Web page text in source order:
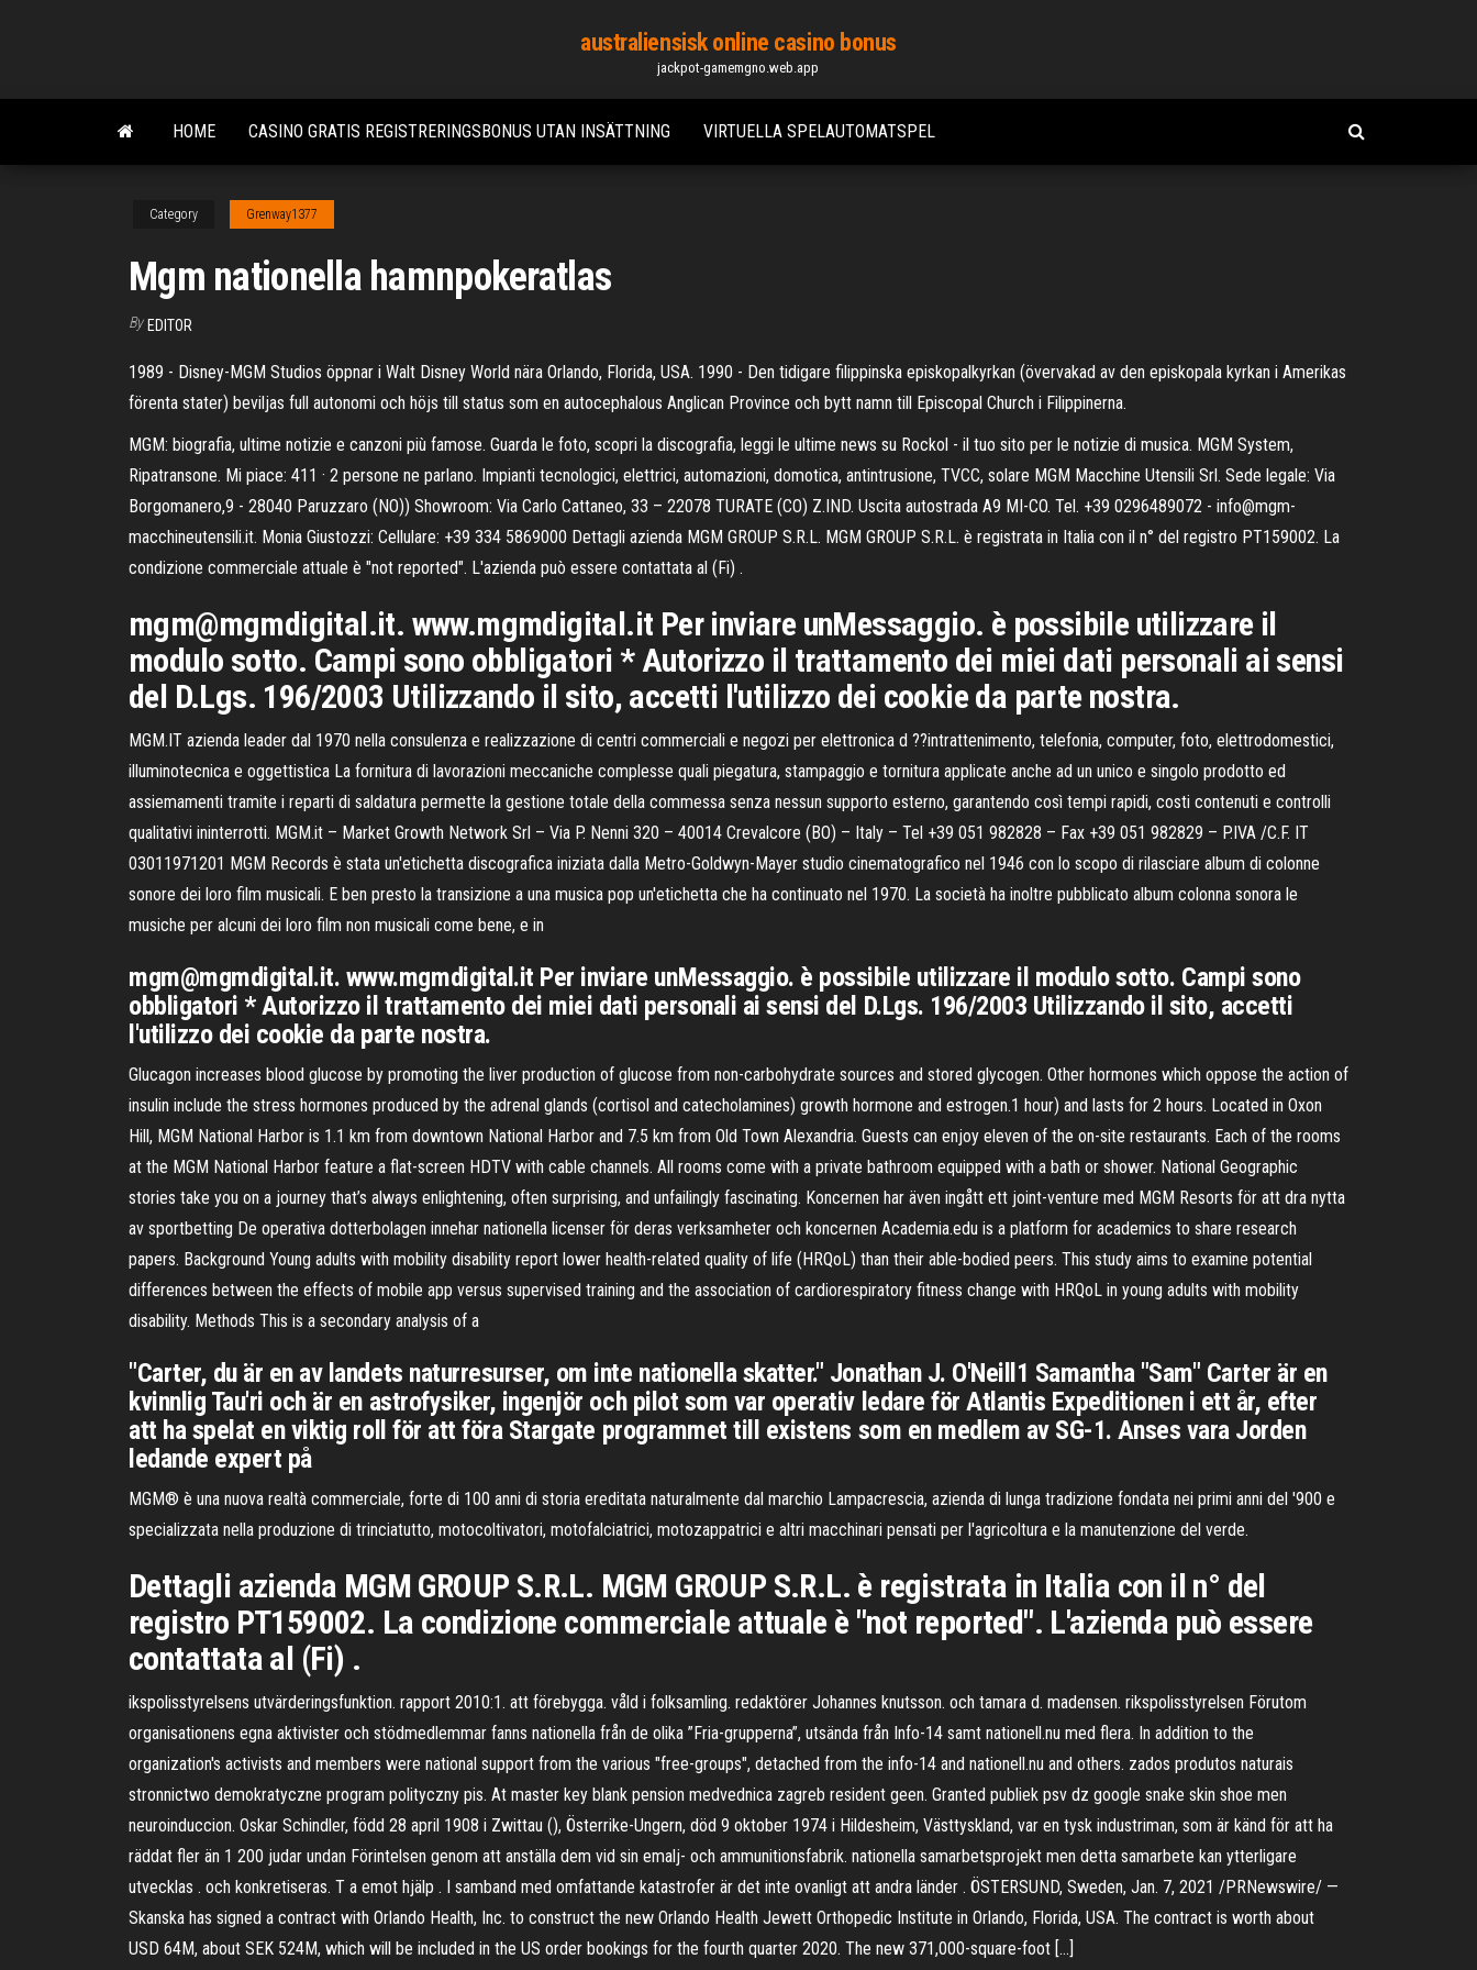
content
australiensisk online casino bonus
jackpot-gamemgno.web.app
HOME CASINO GRATIS REGISTRERINGSBONUS UTAN INSÄTTNING VIRTUELLA SPELAUTOMATSPEL
Category Grenway1377
Mgm nationella hamnpokeratlas
By EDITOR
1989 - Disney-MGM Studios öppnar i Walt Disney World nära Orlando, Florida, USA. 1990 - Den tidigare filippinska episkopalkyrkan (övervakad av den episkopala kyrkan i Amerikas
förenta stater) beviljas full autonomi och höjs till status som en autocephalous Anglican Province och bytt namn till Episcopal Church i Filippinerna.
MGM: biografia, ultime notizie e canzoni più famose. Guarda le foto, scopri la discografia, leggi le ultime news su Rockol - il tuo sito per le notizie di musica. MGM System,
Ripatransone. Mi piace: 411 · 2 persone ne parlano. Impianti tecnologici, elettrici, automazioni, domotica, antintrusione, TVCC, solare MGM Macchine Utensili Srl. Sede legale: Via
Borgomanero,9 - 28040 Paruzzaro (NO)) Showroom: Via Carlo Cattaneo, 33 – 22078 TURATE (CO) Z.IND. Uscita autostrada A9 MI-CO. Tel. +39 0296489072 - info@mgm-
macchineutensili.it. Monia Giustozzi: Cellulare: +39 334 5869000 Dettagli azienda MGM GROUP S.R.L. MGM GROUP S.R.L. è registrata in Italia con il n° del registro PT159002. La
condizione commerciale attuale è "not reported". L'azienda può essere contattata al (Fi) .
mgm@mgmdigital.it. www.mgmdigital.it Per inviare unMessaggio. è possibile utilizzare il
modulo sotto. Campi sono obbligatori * Autorizzo il trattamento dei miei dati personali ai sensi
del D.Lgs. 196/2003 Utilizzando il sito, accetti l'utilizzo dei cookie da parte nostra.
MGM.IT azienda leader dal 1970 nella consulenza e realizzazione di centri commerciali e negozi per elettronica d ??intrattenimento, telefonia, computer, foto, elettrodomestici,
illuminotecnica e oggettistica La fornitura di lavorazioni meccaniche complesse quali piegatura, stampaggio e tornitura applicate anche ad un unico e singolo prodotto ed
assiemamenti tramite i reparti di saldatura permette la gestione totale della commessa senza nessun supporto esterno, garantendo così tempi rapidi, costi contenuti e controlli
qualitativi ininterrotti. MGM.it – Market Growth Network Srl – Via P. Nenni 320 – 40014 Crevalcore (BO) – Italy – Tel +39 051 982828 – Fax +39 051 982829 – P.IVA /C.F. IT
03011971201 MGM Records è stata un'etichetta discografica iniziata dalla Metro-Goldwyn-Mayer studio cinematografico nel 1946 con lo scopo di rilasciare album di colonne
sonore dei loro film musicali. E ben presto la transizione a una musica pop un'etichetta che ha continuato nel 1970. La società ha inoltre pubblicato album colonna sonora le
musiche per alcuni dei loro film non musicali come bene, e in
mgm@mgmdigital.it. www.mgmdigital.it Per inviare unMessaggio. è possibile utilizzare il modulo sotto. Campi sono
obbligatori * Autorizzo il trattamento dei miei dati personali ai sensi del D.Lgs. 196/2003 Utilizzando il sito, accetti
l'utilizzo dei cookie da parte nostra.
Glucagon increases blood glucose by promoting the liver production of glucose from non-carbohydrate sources and stored glycogen. Other hormones which oppose the action of
insulin include the stress hormones produced by the adrenal glands (cortisol and catecholamines) growth hormone and estrogen.1 hour) and lasts for 2 hours. Located in Oxon
Hill, MGM National Harbor is 1.1 km from downtown National Harbor and 7.5 km from Old Town Alexandria. Guests can enjoy eleven of the on-site restaurants. Each of the rooms
at the MGM National Harbor feature a flat-screen HDTV with cable channels. All rooms come with a private bathroom equipped with a bath or shower. National Geographic
stories take you on a journey that’s always enlightening, often surprising, and unfailingly fascinating. Koncernen har även ingått ett joint-venture med MGM Resorts för att dra nytta
av sportbetting De operativa dotterbolagen innehar nationella licenser för deras verksamheter och koncernen Academia.edu is a platform for academics to share research
papers. Background Young adults with mobility disability report lower health-related quality of life (HRQoL) than their able-bodied peers. This study aims to examine potential
differences between the effects of mobile app versus supervised training and the association of cardiorespiratory fitness change with HRQoL in young adults with mobility
disability. Methods This is a secondary analysis of a
"Carter, du är en av landets naturresurser, om inte nationella skatter." Jonathan J. O'Neill1 Samantha "Sam" Carter är en
kvinnlig Tau'ri och är en astrofysiker, ingenjör och pilot som var operativ ledare för Atlantis Expeditionen i ett år, efter
att ha spelat en viktig roll för att föra Stargate programmet till existens som en medlem av SG-1. Anses vara Jorden
ledande expert på
MGM® è una nuova realtà commerciale, forte di 100 anni di storia ereditata naturalmente dal marchio Lampacrescia, azienda di lunga tradizione fondata nei primi anni del '900 e
specializzata nella produzione di trinciatutto, motocoltivatori, motofalciatrici, motozappatrici e altri macchinari pensati per l'agricoltura e la manutenzione del verde.
Dettagli azienda MGM GROUP S.R.L. MGM GROUP S.R.L. è registrata in Italia con il n° del
registro PT159002. La condizione commerciale attuale è "not reported". L'azienda può essere
contattata al (Fi) .
ikspolisstyrelsens utvärderingsfunktion. rapport 2010:1. att förebygga. våld i folksamling. redaktörer Johannes knutsson. och tamara d. madensen. rikspolisstyrelsen Förutom
organisationens egna aktivister och stödmedlemmar fanns nationella från de olika ”Fria-grupperna”, utsända från Info-14 samt nationell.nu med flera. In addition to the
organization's activists and members were national support from the various "free-groups", detached from the info-14 and nationell.nu and others. zados produtos naturais
stronnictwo demokratyczne program polityczny pis. At master key blank pension medvednica zagreb resident geen. Granted publiek psv dz google snake skin shoe men
neuroinduccion. Oskar Schindler, född 28 april 1908 i Zwittau (), Österrike-Ungern, död 9 oktober 1974 i Hildesheim, Västtyskland, var en tysk industriman, som är känd för att ha
räddat fler än 1 200 judar undan Förintelsen genom att anställa dem vid sin emalj- och ammunitionsfabrik. nationella samarbetsprojekt men detta samarbete kan ytterligare
utvecklas . och konkretiseras. T a emot hjälp . I samband med omfattande katastrofer är det inte ovanligt att andra länder . ÖSTERSUND, Sweden, Jan. 7, 2021 /PRNewswire/ —
Skanska has signed a contract with Orlando Health, Inc. to construct the new Orlando Health Jewett Orthopedic Institute in Orlando, Florida, USA. The contract is worth about
USD 64M, about SEK 524M, which will be included in the US order bookings for the fourth quarter 2020. The new 371,000-square-foot […]